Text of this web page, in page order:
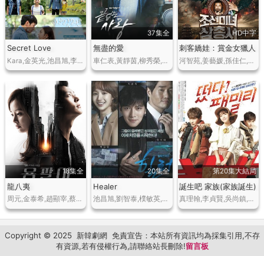
Secret Love
Kara,金英光,池昌旭,李光洙,延宇振,裴秀彬
37集全
無盡的愛
車仁表,黃靜茵,柳秀榮,鄭雄仁,徐孝琳,鄭京浩
HD中字
刺客嬌娃：賞金女獵人
河智苑,姜藝媛,孫佳仁,朱相昱,高昌錫
18集全
龍八夷
周元,金泰希,趙顯宰,蔡貞安,吳政世,鄭雄仁,劉承睦
20集全
Healer
池昌旭,劉智泰,樸敏英,陶智媛
第20集大結局
誕生吧 家族(家族誕生)
真理翰,李貞賢,吳尚鎮,樸元淑,鄭漢憲,樸俊奎,李輝香
Copyright © 2025 新韓劇網免責宣告：本站所有資訊均為採集引用,不存
有資源,若有侵權行為,請聯絡站長刪除!留言板